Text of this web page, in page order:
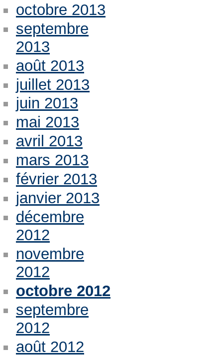
octobre 2013
septembre
2013
août 2013
juillet 2013
juin 2013
mai 2013
avril 2013
mars 2013
février 2013
janvier 2013
décembre
2012
novembre
2012
octobre 2012
septembre
2012
août 2012